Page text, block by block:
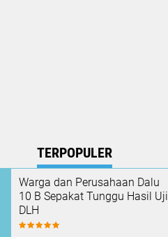
TERPOPULER
Warga dan Perusahaan Dalu
10 B Sepakat Tunggu Hasil Uji
DLH